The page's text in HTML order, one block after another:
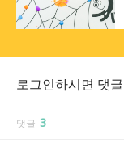
로그인하시면 댓
댓글 3